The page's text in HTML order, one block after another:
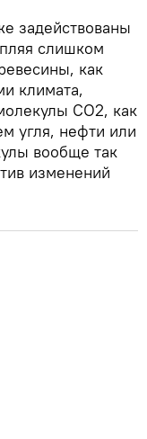
задействованы
слишком
как
климата,
CO2, как
угля, нефти или
вообще так
изменений